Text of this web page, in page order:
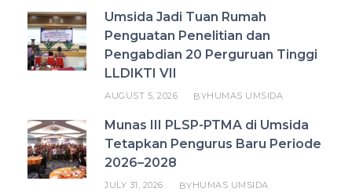
Umsida Jadi Tuan Rumah
Penguatan Penelitian dan
Pengabdian 20 Perguruan Tinggi
LLDIKTI VII
AUGUST 5, 2026 BYHUMAS UMSIDA
Munas III PLSP-PTMA di Umsida
Tetapkan Pengurus Baru Periode
2026–2028
JULY 31, 2026 BYHUMAS UMSIDA